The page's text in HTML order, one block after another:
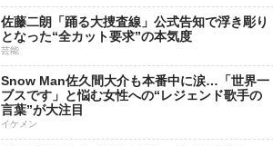
佐藤二朗「踊る大捜査線」公式告知で浮き彫り
となった“全カット要求”の本気度
芸能
Snow Man佐久間大介も本番中に涙…「世界一
ブスです」と悩む女性への“レジェンド歌手の
言葉”が大注目
イケメン